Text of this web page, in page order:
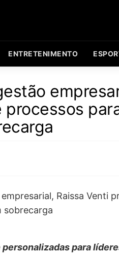
ENTRETENIMENTO
processos
para